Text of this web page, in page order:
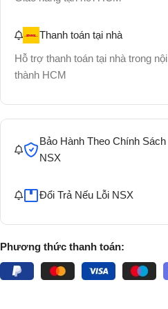
Thanh toán tại nhà
Hỗ trợ thanh toán tại nhà trong nội
thành HCM
Bảo Hành Theo Chính Sách
NSX
Đổi Trả Nếu Lỗi NSX
Phương thức thanh toán: